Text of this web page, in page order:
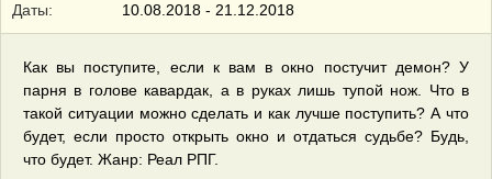
Даты:
10.08.2018 - 21.12.2018
Как вы поступите, если к вам в окно постучит демон? У
парня в голове кавардак, а в руках лишь тупой нож. Что в
такой ситуации можно сделать и как лучше поступить? А что
будет, если просто открыть окно и отдаться судьбе? Будь,
что будет. Жанр: Реал РПГ.